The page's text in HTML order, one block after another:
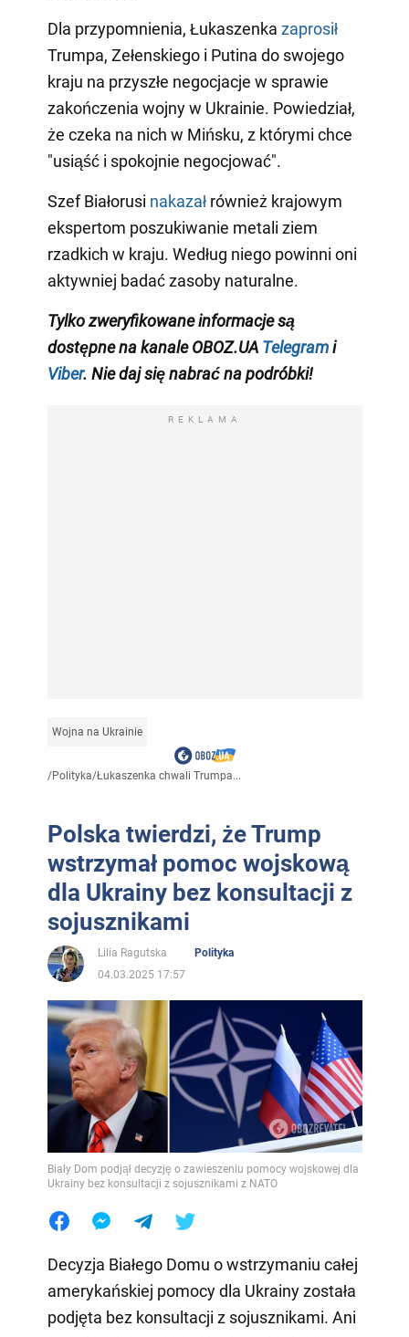
Dla przypomnienia, Łukaszenka zaprosił
Trumpa, Zełenskiego i Putina do swojego
kraju na przyszłe negocjacje w sprawie
zakończenia wojny w Ukrainie. Powiedział,
że czeka na nich w Mińsku, z którymi chce
"usiąść i spokojnie negocjować".
Szef Białorusi nakazałrównież krajowym
ekspertom poszukiwanie metali ziem
rzadkich w kraju. Według niego powinni oni
aktywniej badać zasoby naturalne.
Tylko zweryfikowane informacje są
dostępne na kanale OBOZ.UA Telegrami
Viber. Nie daj się nabrać na podróbki!
REKLAMA
Wojna na Ukrainie
/Polityka/Łukaszenka chwali Trumpa...
Polska twierdzi, że Trump
wstrzymał pomoc wojskową
dla Ukrainy bez konsultacji z
sojusznikami
Lilia Ragutska
Polityka
04.03.2025 17:57
Biały Dom podjął decyzję o zawieszeniu pomocy wojskowej dla
Ukrainy bez konsultacji z sojusznikami z NATO
Decyzja Białego Domu o wstrzymaniu całej
amerykańskiej pomocy dla Ukrainy została
podjęta bez konsultacji z sojusznikami. Ani